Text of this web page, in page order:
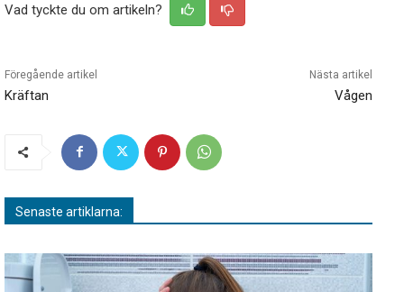
Vad tyckte du om artikeln?
Föregående artikel
Kräftan
Nästa artikel
Vågen
Senaste artiklarna: